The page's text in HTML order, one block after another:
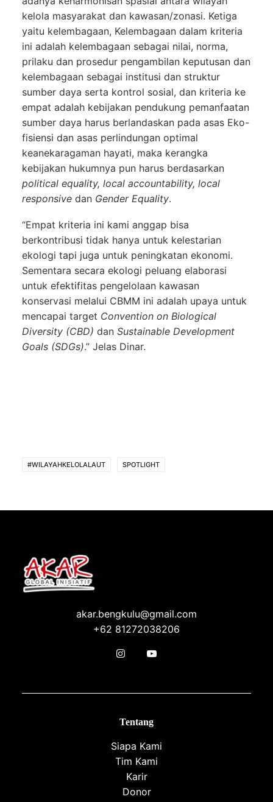
kelola masyarakat dan kawasan/zonasi. Ketiga
yaitu kelembagaan, Kelembagaan dalam kriteria
ini adalah kelembagaan sebagai nilai, norma,
prilaku dan prosedur pengambilan keputusan dan
kelembagaan sebagai institusi dan struktur
sumber daya serta kontrol sosial, dan kriteria ke
empat adalah kebijakan pendukung pemanfaatan
sumber daya harus berlandaskan pada asas Eko-
fisiensi dan asas perlindungan optimal
keanekaragaman hayati, maka kerangka
kebijakan hukumnya pun harus berdasarkan
political equality, local accountability, local
responsive dan Gender Equality.
“Empat kriteria ini kami anggap bisa
berkontribusi tidak hanya untuk kelestarian
ekologi tapi juga untuk peningkatan ekonomi.
Sementara secara ekologi peluang elaborasi
untuk efektifitas pengelolaan kawasan
konservasi melalui CBMM ini adalah upaya untuk
mencapai target Convention on Biological
Diversity (CBD) dan Sustainable Development
Goals (SDGs).” Jelas Dinar.
#WILAYAHKELOLALAUT SPOTLIGHT
akar.bengkulu@gmail.com
+62 81272038206
Tentang
Siapa Kami
Tim Kami
Karir
Donor